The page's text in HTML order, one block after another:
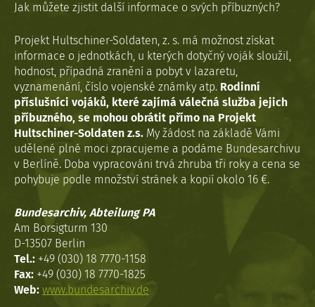
Jak můžete zjistit další informace o svých příbuzných?
Projekt Hultschiner-Soldaten, z. s. má možnost získat
informace o jednotkách, u kterých dotyčný voják sloužil,
hodnost, případná zranění a pobyt v lazaretu,
vyznamenání, číslo vojenské známky atp. Rodinní
příslušníci vojáků, které zajímá válečná služba jejich
příbuzného, se mohou obrátit přímo na Projekt
Hultschiner-Soldaten z.s. My žádost na základě Vámi
udělené plné moci zpracujeme a podáme Bundesarchivu
v Berlíně. Doba vypracováni trvá zhruba tři roky a cena se
pohybuje podle množství stránek a kopií okolo 16 €.
Bundesarchiv, Abteilung PA
Am Borsigturm 130
D-13507 Berlin
Tel.: +49 (030) 18 7770-1158
Fax: +49 (030) 18 7770-1825
Web: www.bundesarchiv.de